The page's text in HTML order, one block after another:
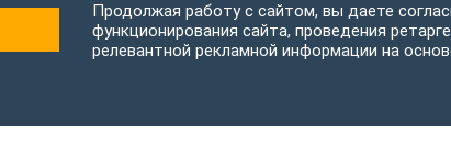
Продолжая работу с сайтом, вы даете
функционирования сайта, проведения
релевантной рекламной информации на